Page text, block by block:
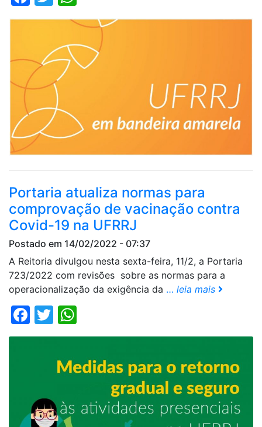
Portaria atualiza normas para
comprovação de vacinação contra
Covid-19 na UFRRJ
Postado em 14/02/2022 - 07:37
A Reitoria divulgou nesta sexta-feira, 11/2, a Portaria
723/2022 com revisões sobre as normas para a
operacionalização da exigência da … leia mais
Facebook
Twitter